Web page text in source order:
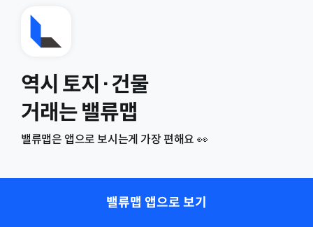
역시 토지·건물
거래는 밸류맵
밸류맵은 앱으로 보시는게 가장 편해요 👀
밸류맵 앱으로 보기